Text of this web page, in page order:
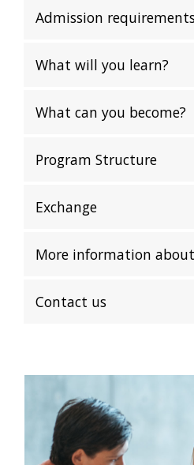
Admission
What will you learn?
What can you become?
Program Structure
Exchange
More information
Contact us